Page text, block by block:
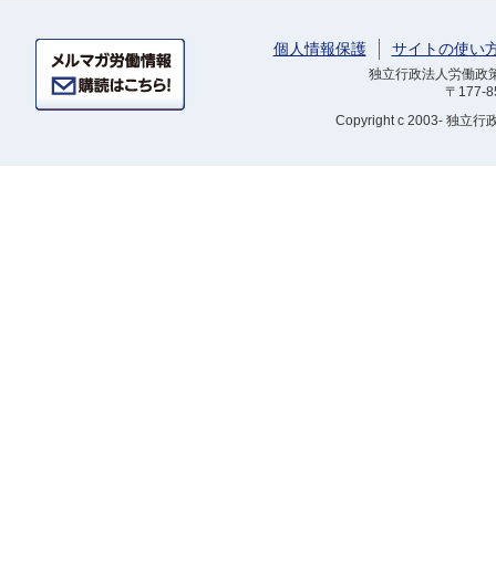
個人情報保護 サイトの使い
独立行政法人労働
〒177-
Copyrightc 2003- 独立行